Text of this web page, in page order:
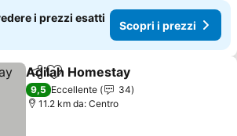
i prezzi esatti
Scopri i prezzi
CondividiAggiungi ai preferiti
Adilah Homestay
9,5 Eccellente
34
11.2 km da: Centro